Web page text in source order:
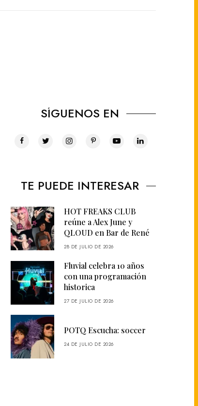
SÍGUENOS EN
TE PUEDE INTERESAR
HOT FREAKS CLUB
reúne a Alex June y
QLOUD en Bar de René
28 DE JULIO DE 2026
Fluvial celebra 10 años
con una programación
historica
27 DE JULIO DE 2026
POTQ Escucha: soccer
24 DE JULIO DE 2026